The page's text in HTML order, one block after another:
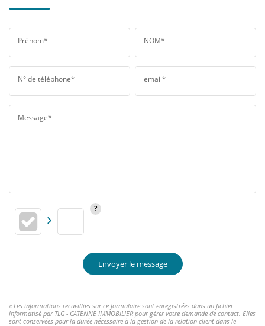
Prénom* NOM*
N° de téléphone* email*
Message*
Envoyer le message
« Les informations recueillies sur ce formulaire sont enregistrées dans un fichier
informatisé par TLG - CATENNE IMMOBILIER pour gérer votre demande de contact. Elles
sont conservées pour la durée nécessaire à la gestion de la relation client dans le